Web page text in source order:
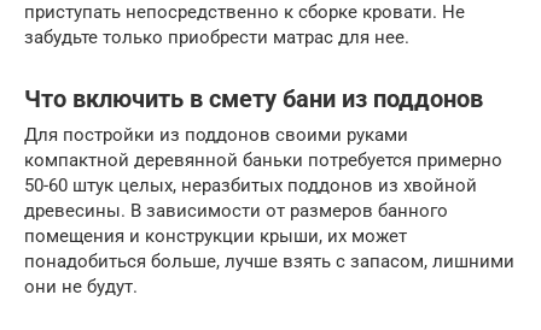
приступать непосредственно к сборке кровати. Не
забудьте только приобрести матрас для нее.
Что включить в смету бани из поддонов
Для постройки из поддонов своими руками
компактной деревянной баньки потребуется примерно
50-60 штук целых, неразбитых поддонов из хвойной
древесины. В зависимости от размеров банного
помещения и конструкции крыши, их может
понадобиться больше, лучше взять с запасом, лишними
они не будут.